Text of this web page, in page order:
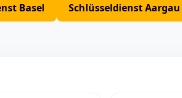
Basel Schlüsseldienst Aargau